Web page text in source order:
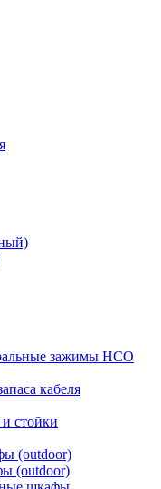
зажимы НСО
кабеля
стойки
(outdoor)
(outdoor)